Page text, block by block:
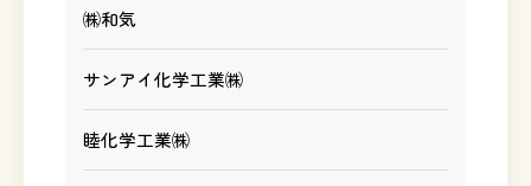
㈱和気
サンアイ化学工業㈱
睦化学工業㈱